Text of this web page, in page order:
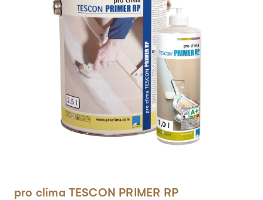
pro clima TESCON PRIMER RP